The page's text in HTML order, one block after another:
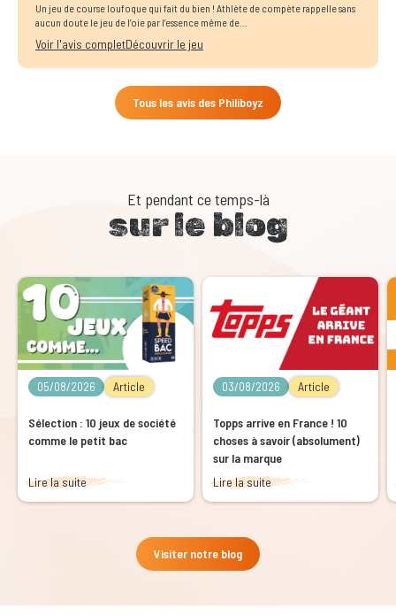
Un jeu de course loufoque qui fait du bien ! Athlète de compète rappelle sans
aucun doute le jeu de l’oie par l’essence même de...
Voir l'avis completDécouvrir le jeu
Tous les avis des Philiboyz
Et pendant ce temps-là
sur le blog
05/08/2026 Article
Sélection : 10 jeux de société
comme le petit bac
Lire la suite
03/08/2026 Article
Topps arrive en France ! 10
choses à savoir (absolument)
sur la marque
Lire la suite
Visiter notre blog